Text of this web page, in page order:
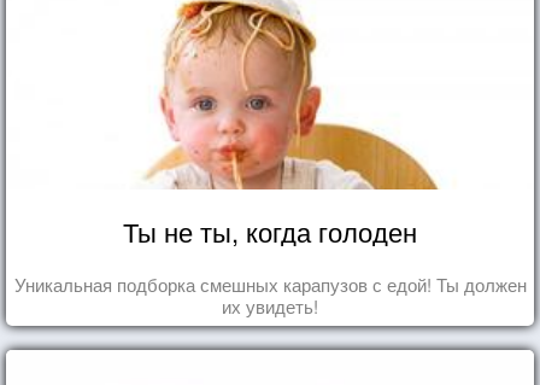
Ты не ты, когда голоден
Уникальная подборка смешных карапузов с едой! Ты должен
их увидеть!